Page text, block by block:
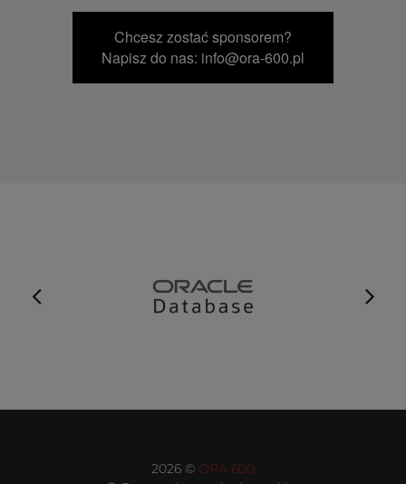
Chcesz zostać sponsorem?
Napisz do nas: info@ora-600.pl
2026 © ORA 600